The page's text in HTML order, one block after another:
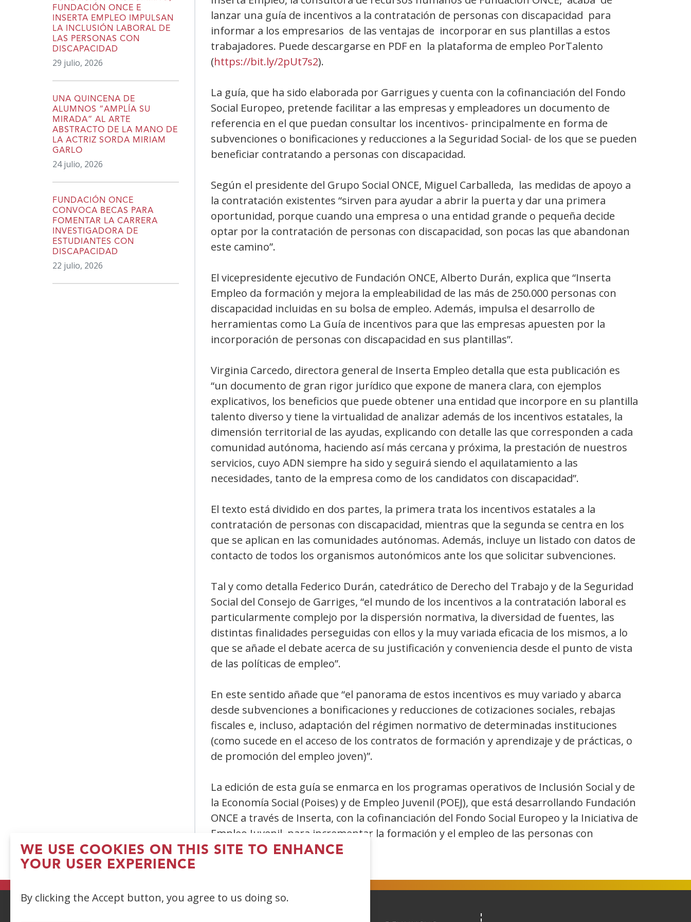
WE USE COOKIES ON THIS SITE TO ENHANCE
YOUR USER EXPERIENCE
By clicking the Accept button, you agree to us doing so.
lanzar una guía de incentivos a la contratación de personas con discapacidad para
informar a los empresarios de las ventajas de incorporar en sus plantillas a estos
trabajadores. Puede descargarse en PDF en la plataforma de empleo PorTalento
(https://bit.ly/2pUt7s2).
La guía, que ha sido elaborada por Garrigues y cuenta con la cofinanciación del Fondo
Social Europeo, pretende facilitar a las empresas y empleadores un documento de
referencia en el que puedan consultar los incentivos- principalmente en forma de
subvenciones o bonificaciones y reducciones a la Seguridad Social- de los que se pueden
beneficiar contratando a personas con discapacidad.
Según el presidente del Grupo Social ONCE, Miguel Carballeda, las medidas de apoyo a
la contratación existentes “sirven para ayudar a abrir la puerta y dar una primera
oportunidad, porque cuando una empresa o una entidad grande o pequeña decide
optar por la contratación de personas con discapacidad, son pocas las que abandonan
este camino”.
El vicepresidente ejecutivo de Fundación ONCE, Alberto Durán, explica que “Inserta
Empleo da formación y mejora la empleabilidad de las más de 250.000 personas con
discapacidad incluidas en su bolsa de empleo. Además, impulsa el desarrollo de
herramientas como La Guía de incentivos para que las empresas apuesten por la
incorporación de personas con discapacidad en sus plantillas”.
Virginia Carcedo, directora general de Inserta Empleo detalla que esta publicación es
“un documento de gran rigor jurídico que expone de manera clara, con ejemplos
explicativos, los beneficios que puede obtener una entidad que incorpore en su plantilla
talento diverso y tiene la virtualidad de analizar además de los incentivos estatales, la
dimensión territorial de las ayudas, explicando con detalle las que corresponden a cada
comunidad autónoma, haciendo así más cercana y próxima, la prestación de nuestros
servicios, cuyo ADN siempre ha sido y seguirá siendo el aquilatamiento a las
necesidades, tanto de la empresa como de los candidatos con discapacidad”.
El texto está dividido en dos partes, la primera trata los incentivos estatales a la
contratación de personas con discapacidad, mientras que la segunda se centra en los
que se aplican en las comunidades autónomas. Además, incluye un listado con datos de
contacto de todos los organismos autonómicos ante los que solicitar subvenciones.
Tal y como detalla Federico Durán, catedrático de Derecho del Trabajo y de la Seguridad
Social del Consejo de Garriges, “el mundo de los incentivos a la contratación laboral es
particularmente complejo por la dispersión normativa, la diversidad de fuentes, las
distintas finalidades perseguidas con ellos y la muy variada eficacia de los mismos, a lo
que se añade el debate acerca de su justificación y conveniencia desde el punto de vista
de las políticas de empleo”.
En este sentido añade que “el panorama de estos incentivos es muy variado y abarca
desde subvenciones a bonificaciones y reducciones de cotizaciones sociales, rebajas
fiscales e, incluso, adaptación del régimen normativo de determinadas instituciones
(como sucede en el acceso de los contratos de formación y aprendizaje y de prácticas, o
de promoción del empleo joven)”.
La edición de esta guía se enmarca en los programas operativos de Inclusión Social y de
la Economía Social (Poises) y de Empleo Juvenil (POEJ), que está desarrollando Fundación
ONCE a través de Inserta, con la cofinanciación del Fondo Social Europeo y la Iniciativa de
Empleo Juvenil, para incrementar la formación y el empleo de las personas con
discapacidad.
FUNDACIÓN ONCE E
INSERTA EMPLEO IMPULSAN
LA INCLUSIÓN LABORAL DE
LAS PERSONAS CON
DISCAPACIDAD
29 julio, 2026
UNA QUINCENA DE
ALUMNOS “AMPLÍA SU
MIRADA” AL ARTE
ABSTRACTO DE LA MANO DE
LA ACTRIZ SORDA MIRIAM
GARLO
24 julio, 2026
FUNDACIÓN ONCE
CONVOCA BECAS PARA
FOMENTAR LA CARRERA
INVESTIGADORA DE
ESTUDIANTES CON
DISCAPACIDAD
22 julio, 2026